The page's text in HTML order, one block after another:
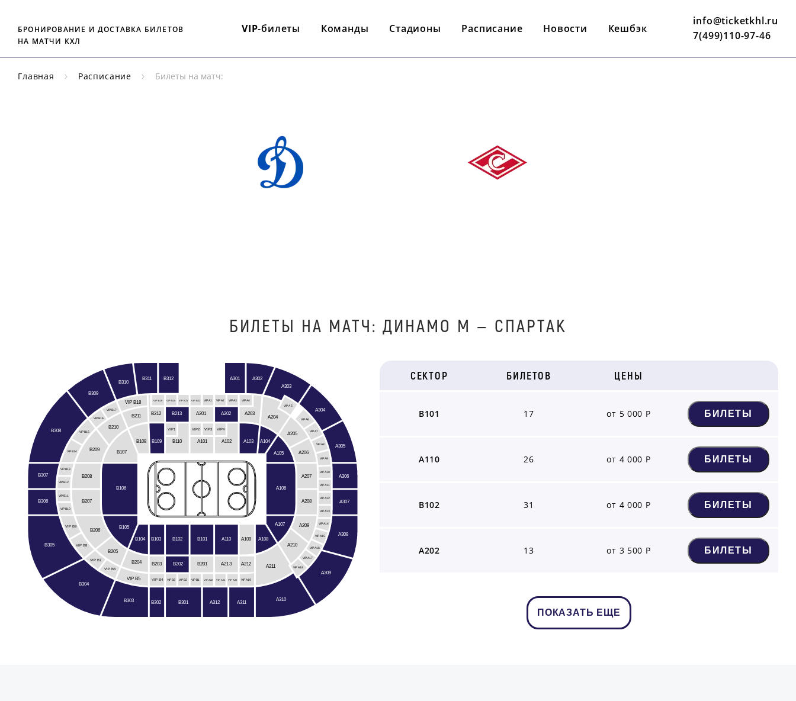
БРОНИРОВАНИЕ И ДОСТАВКА БИЛЕТОВ
НА МАТЧИ КХЛ
VIP-билеты Команды Стадионы Расписание Новости Кешбэк
info@ticketkhl.ru
7(499)110-97-46
Главная Расписание Билеты на матч:
БИЛЕТЫ НА МАТЧ: ДИНАМО М — СПАРТАК
A103
A104
A105
A106
A107
A108
A109
B103
B104
B105
B106
B107
B108 B109
A203
A204
A205
A206
A207
A208
A209
A210
A211
A212
B203
B204
B205
B206
B207
B208
B209
B210
B211 B212
A301
A302
A303
A304
A305
A306
A307
A308
A309
A310
A311
B302
B303
B304
B305
B306
B307
B308
B309
B310
B311
VIP A1
VIP A5
VIP A6
VIP A7
VIP A8
VIP A9
VIP A10
VIP A13
VIP A14
VIP A15
VIP A16
VIP A17
VIP A18
VIP A19
VIP B4
VIP B5
VIP B6
VIP B7
VIP B8
VIP B9
VIP B10
VIP B11
VIP B12
VIP B13
VIP B14
VIP B15
VIP B16
VIP B17
VIP B18
B301 A312
B312
VIP B19 VIP B20 VIP B21 VIP B22 VIP A2 VIP A3 VIP A4
VIP B3 VIP B2 VIP B1 VIP A22 VIP A21 VIP A20
VIP A11
VIP A12
B201
B202 A213
B213 A201 A202
B102 B101 A110
A102
A101
B110
VIP1 VIP2 VIP3 VIP4
СЕКТОР БИЛЕТОВ ЦЕНЫ
B101 17 от 5 000 Р БИЛЕТЫ
A110 26 от 4 000 Р БИЛЕТЫ
B102 31 от 4 000 Р БИЛЕТЫ
A202 13 от 3 500 Р БИЛЕТЫ
ПОКАЗАТЬ ЕЩЕ